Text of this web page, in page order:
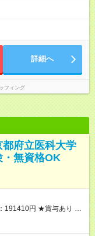
詳細へ
フィング
府立医科大学
・無資格OK
★賞与あり 年